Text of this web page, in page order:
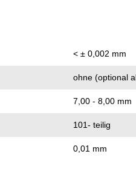
< ± 0,002 mm
ohne (optional
7,00 - 8,00 mm
101- teilig
0,01 mm